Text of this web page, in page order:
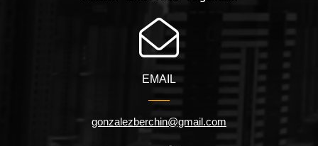
EMAIL
gonzalezberchin@gmail.com